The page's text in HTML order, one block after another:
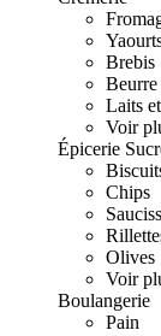
Brebis
Beurre
Laits
Voir
Épicerie
Chips
Olives
Voir
Boulangerie
Pain